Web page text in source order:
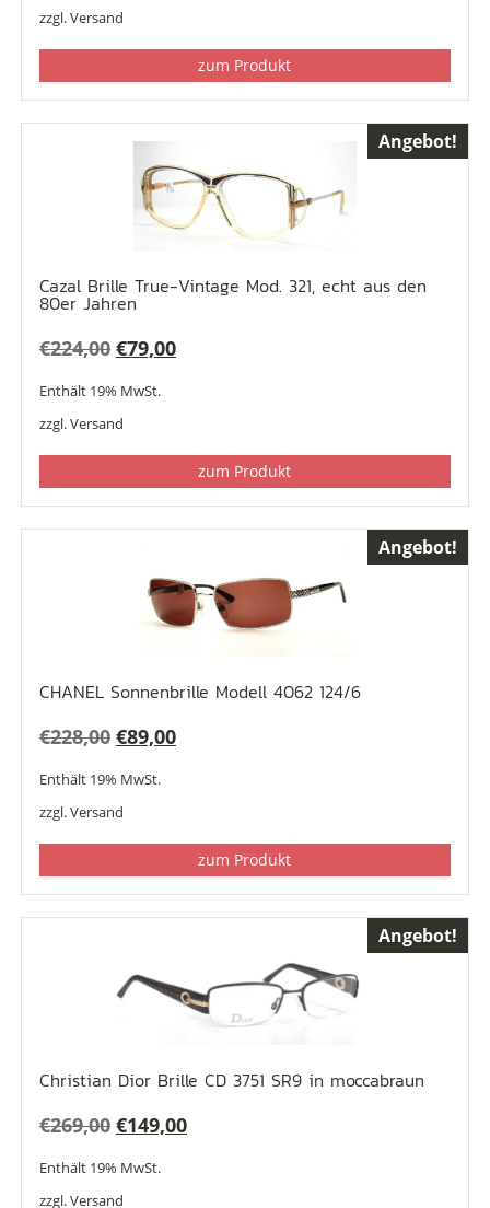
war:
zzgl.Versand
zum Produkt
Angebot!
Cazal Brille True-Vintage Mod. 321, echt aus den
80er Jahren
€224,00 Ursprünglicher
Preis
war:
€79,00Aktueller
Enthält 19% MwSt.
zzgl.Versand
zum Produkt
Angebot!
CHANEL Sonnenbrille Modell 4062 124/6
€228,00 Ursprünglicher
Preis
war:
€89,00Aktueller
Enthält 19% MwSt.
zzgl.Versand
zum Produkt
Angebot!
Christian Dior Brille CD 3751 SR9 in moccabraun
€269,00 Ursprünglicher
Preis
war:
€149,00Aktueller
Enthält 19% MwSt.
zzgl.Versand